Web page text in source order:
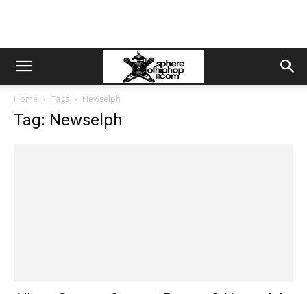
Home Tags Newselph
Tag: Newselph